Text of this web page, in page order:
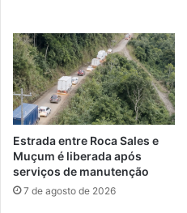
Estrada entre Roca Sales e
Muçum é liberada após
serviços de manutenção
7 de agosto de 2026